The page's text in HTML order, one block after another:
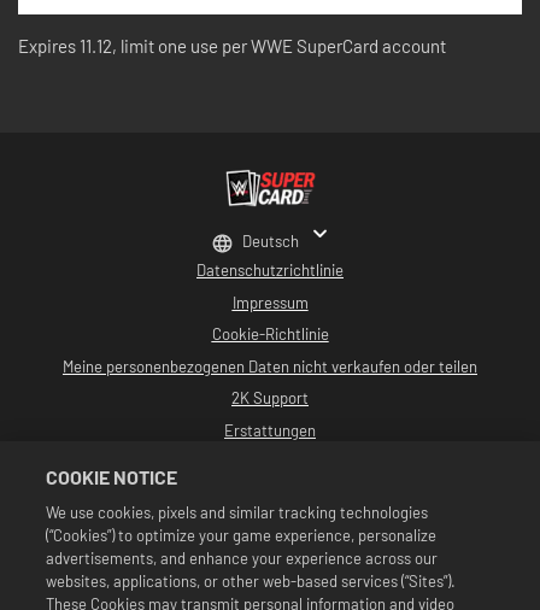
Expires 11.12, limit one use per WWE SuperCard account
Datenschutzrichtlinie
Impressum
Cookie-Richtlinie
Meine personenbezogenen Daten nicht verkaufen oder teilen
2K Support
Erstattungen
Games. 2K, Cat Daddy Games und alle zugehörigen Logos sind Warenzeichen
von Take-Two Interactive Software, Inc. Alle Rechte vorbehalten.
Alle WWE-Programme, Namen von Talenten, Bilder, Abbildungen, Slogans,
Wrestling-Moves, Markenzeichen, Logos und Urheberrechte sind
ausschließliches Eigentum der WWE und ihrer Tochtergesellschaften. Alle
Deutsch
COOKIE NOTICE
We use cookies, pixels and similar tracking technologies
(“Cookies”) to optimize your game experience, personalize
advertisements, and enhance your experience across our
websites, applications, or other web-based services (“Sites”).
These Cookies may transmit personal information and video